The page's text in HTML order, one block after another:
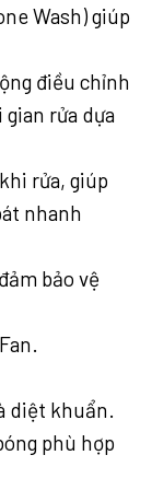
Wash) giúp
điều chỉnh
rửa dựa
rửa, giúp
nhanh
bảo vệ
diệt khuẩn.
phù hợp